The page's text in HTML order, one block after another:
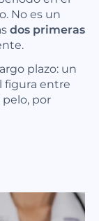
No es un
dos primeras
plazo: un
figura entre
por